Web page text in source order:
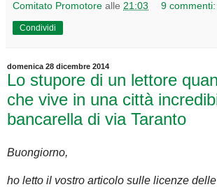
Comitato Promotore alle 21:03 9 commenti:
Condividi
domenica 28 dicembre 2014
Lo stupore di un lettore
che vive in una città
bancarella di via Taranto
Buongiorno,
ho letto il vostro articolo sulle licenze